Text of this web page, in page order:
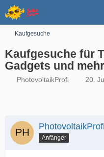
Kaufgesuche
Kaufgesuche für
Gadgets und mehr
PhotovoltaikProfi 20.
PhotovoltaikProfi
Anfänger